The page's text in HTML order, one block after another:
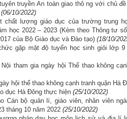
truyền An toàn giao thô ng với chủ
(06/10/2022)
chất lượng giáo dục của trường trung
học 2022 – 2023 (Kèm theo Thông tư
của Bộ Giáo dục và Đào tạo) (18/10/
gặp mặt độ tuyển học sinh giỏi lớp 9
tham gia ngày hội Thể thao không
hội thể thao không cạnh tranh quận Hà
dục Hà Đông thực hiện (25/10/2022)
Cán bộ quản lí, giáo viên, nhân viên
tháng 10 năm 2022 (25/10/2022)